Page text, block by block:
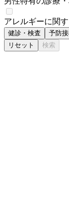
アレルギーに関
健診・検査 予防
リセット
検索